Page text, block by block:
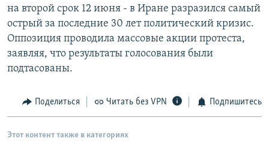
на второй срок 12 июня - в Иране разразился самый
острый за последние 30 лет политический кризис.
Оппозиция проводила массовые акции протеста,
заявляя, что результаты голосования были
подтасованы.
Поделиться Читать без VPN Подпишитесь
Этот контент также в категориях